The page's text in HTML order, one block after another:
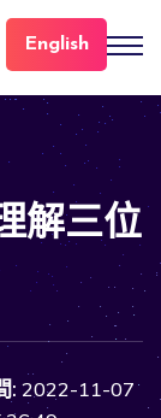
English
解三位
: 2022-11-07